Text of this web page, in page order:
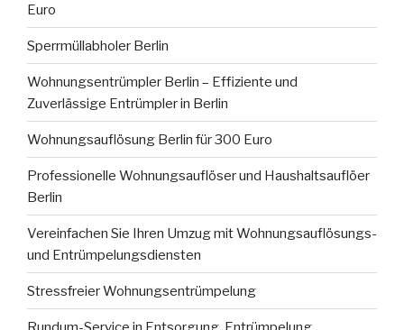
Euro
Sperrmüllabholer Berlin
Wohnungsentrümpler Berlin – Effiziente und
Zuverlässige Entrümpler in Berlin
Wohnungsauflösung Berlin für 300 Euro
Professionelle Wohnungsauflöser und Haushaltsauflöer
Berlin
Vereinfachen Sie Ihren Umzug mit Wohnungsauflösungs-
und Entrümpelungsdiensten
Stressfreier Wohnungsentrümpelung